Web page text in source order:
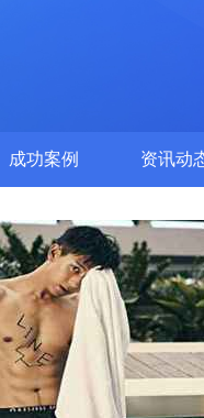
成功案例 资讯动